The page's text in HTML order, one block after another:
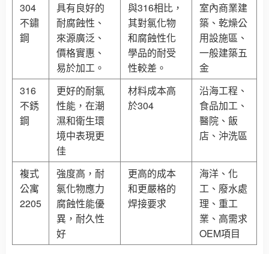
304
不鏽
鋼
具有良好的
耐腐蝕性、
來源廣泛、
價格實惠、
易於加工。
與316相比，
其對氯化物
和腐蝕性化
學品的耐受
性較差。
室內商業建
築、乾燥公
用設施區、
一般建築五
金
316
不銹
鋼
更好的耐氯
性能，在潮
濕和衛生環
境中表現更
佳
材料成本高
於304
沿海工程、
食品加工、
醫院、飯
店、沖洗區
複式
公寓
2205
強度高，耐
氯化物應力
腐蝕性能優
異，耐久性
好
更高的成本
和更嚴格的
焊接要求
海洋、化
工、廢水處
理、重工
業、高需求
OEM項目